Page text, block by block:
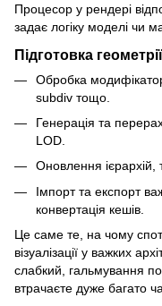
Процесор у рендері
задає логіку моделі чи
Підготовка
Обробка
subdiv тощо.
Генерація та
LOD.
Оновлення
Імпорт та експорт
конвертація кешів.
Це саме те, на чому
візуалізації у важких
слабкий, гальмування
втрачаєте дуже багато